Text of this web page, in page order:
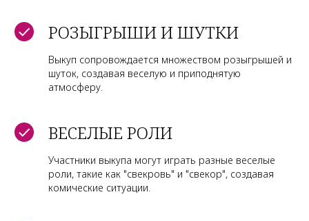
РОЗЫГРЫШИ И ШУТКИ
Выкуп сопровождается множеством розыгрышей и
шуток, создавая веселую и приподнятую
атмосферу.
ВЕСЕЛЫЕ РОЛИ
Участники выкупа могут играть разные веселые
роли, такие как "свекровь" и "свекор", создавая
комические ситуации.